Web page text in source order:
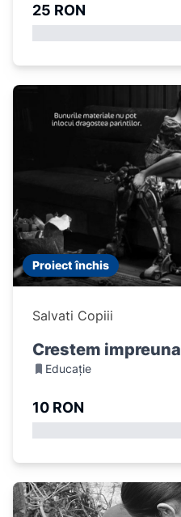
25 RON
Proiect închis
Salvati Copiii
Crestem impreuna
Educație
10 RON